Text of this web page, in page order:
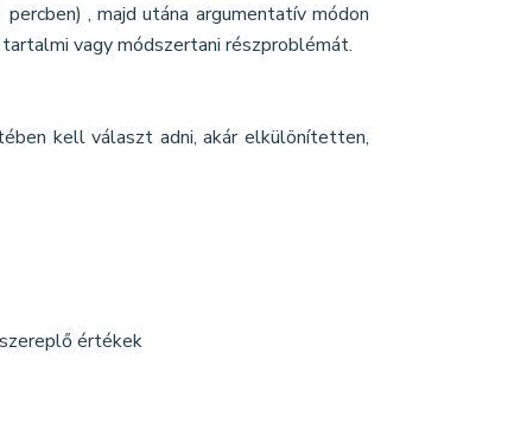
, majd utána argumentatív módon
vagy módszertani részproblémát.
kell választ adni, akár elkülönítetten,
értékek